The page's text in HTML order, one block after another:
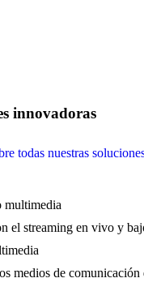
innovadoras
todas nuestras
multimedia
el streaming en vivo y
medios de comunicación